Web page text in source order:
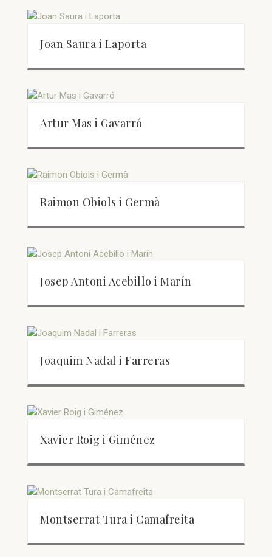
Joan Saura i Laporta
Artur Mas i Gavarró
Raimon Obiols i Germà
Josep Antoni Acebillo i Marín
Joaquim Nadal i Farreras
Xavier Roig i Giménez
Montserrat Tura i Camafreita